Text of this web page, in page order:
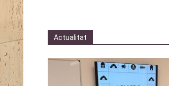
Actualitat